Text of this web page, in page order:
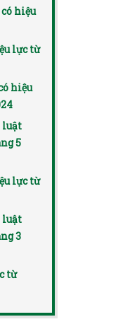
hiệu
lực từ
hiệu
luật
5
lực từ
luật
3
từ